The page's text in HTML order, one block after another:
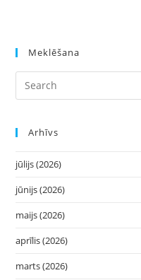
Meklēšana
Arhīvs
jūlijs (2026)
jūnijs (2026)
maijs (2026)
aprīlis (2026)
marts (2026)